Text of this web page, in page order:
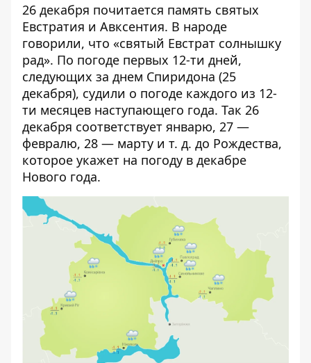
26 декабря почитается память святых
Евстратия и Авксентия. В народе
говорили, что «святый Евстрат солнышку
рад». По погоде первых 12-ти дней,
следующих за днем Спиридона (25
декабря), судили о погоде каждого из 12-
ти месяцев наступающего года. Так 26
декабря соответствует январю, 27 —
февралю, 28 — марту и т. д. до Рождества,
которое укажет на погоду в декабре
Нового года.